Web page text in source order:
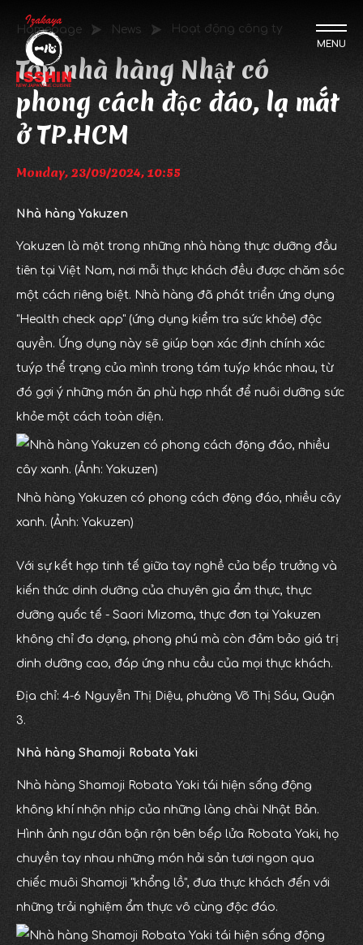
MENU
Homepage News Hoạt động công ty
Top nhà hàng Nhật có
phong cách độc đáo, lạ mắt
ở TP.HCM
Monday, 23/09/2024, 10:55
Nhà hàng Yakuzen
Yakuzen là một trong những nhà hàng thực dưỡng đầu
tiên tại Việt Nam, nơi mỗi thực khách đều được chăm sóc
một cách riêng biệt. Nhà hàng đã phát triển ứng dụng
"Health check app" (ứng dụng kiểm tra sức khỏe) độc
quyền. Ứng dụng này sẽ giúp bạn xác định chính xác
tuýp thể trạng của mình trong tám tuýp khác nhau, từ
đó gợi ý những món ăn phù hợp nhất để nuôi dưỡng sức
khỏe một cách toàn diện.
Nhà hàng Yakuzen có phong cách động đáo, nhiều cây
xanh. (Ảnh: Yakuzen)
Với sự kết hợp tinh tế giữa tay nghề của bếp trưởng và
kiến thức dinh dưỡng của chuyên gia ẩm thực, thực
dưỡng quốc tế - Saori Mizoma, thực đơn tại Yakuzen
không chỉ đa dạng, phong phú mà còn đảm bảo giá trị
dinh dưỡng cao, đáp ứng nhu cầu của mọi thực khách.
Địa chỉ: 4-6 Nguyễn Thị Diệu, phường Võ Thị Sáu, Quận
3.
Nhà hàng Shamoji Robata Yaki
Nhà hàng Shamoji Robata Yaki tái hiện sống động
không khí nhộn nhịp của những làng chài Nhật Bản.
Hình ảnh ngư dân bận rộn bên bếp lửa Robata Yaki, họ
chuyền tay nhau những món hải sản tươi ngon qua
chiếc muôi Shamoji "khổng lồ", đưa thực khách đến với
những trải nghiệm ẩm thực vô cùng độc đáo.